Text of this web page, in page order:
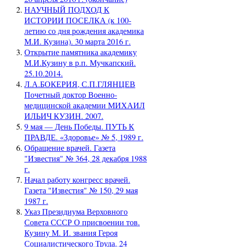
НАУЧНЫЙ ПОДХОД К
ИСТОРИИ ПОСЕЛКА (к 100-
летию со дня рождения академика
М.И. Кузина). 30 марта 2016 г.
Открытие памятника академику
М.И.Кузину в р.п. Мучкапский.
25.10.2014.
Л.А.БОКЕРИЯ, С.П.ГЛЯНЦЕВ
Почетный доктор Военно-
медицинской академии МИХАИЛ
ИЛЬИЧ КУЗИН. 2007.
9 мая — День Победы. ПУТЬ К
ПРАВДЕ. «Здоровье» № 5, 1989 г.
Обращение врачей. Газета
"Известия" № 364, 28 декабря 1988
г.
Начал работу конгресс врачей.
Газета "Известия" № 150, 29 мая
1987 г.
Указ Президиума Верховного
Совета СССР О присвоении тов.
Кузину М. И. звания Героя
Социалистического Труда. 24